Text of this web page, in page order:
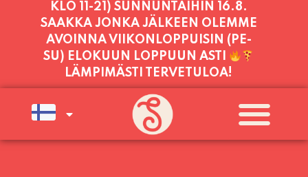
SUNNUNTAI 11:00 - 21:00
PALVELEMME PÄIVITTÄIN (MA-SU
KLO 11-21) SUNNUNTAIHIN 16.8.
SAAKKA JONKA JÄLKEEN OLEMME
AVOINNA VIIKONLOPPUISIN (PE-
SU) ELOKUUN LOPPUUN ASTI
LÄMPIMÄSTI TERVETULOA!